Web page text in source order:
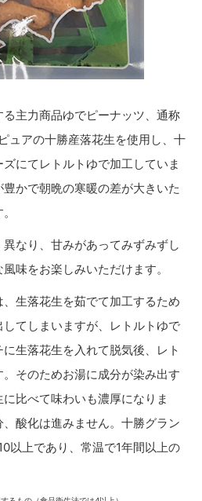
主力商品ゆでピーナッツ、通称
ュアの十勝産落花生を使用し、十
にてレトルトゆで加工していま
かで朝晩の寒暖の差が大きいた
なり、甘みがあってみずみずし
味をお楽しみいただけます。
生落花生を茹でて加工するため
てしまいますが、レトルトゆで
生落花生を入れて脱気後、レト
そのためお湯に成分が染み出す
比べて味わいも濃厚になりま
酸化は進みません。十勝グラン
以上であり、常温で1年間以上の